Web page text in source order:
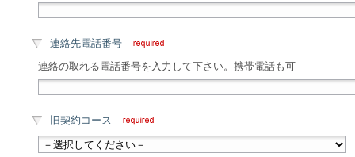
連絡先電話番号
連絡の取れる電話番号を入力して下さい。携帯電話も可
旧契約コース